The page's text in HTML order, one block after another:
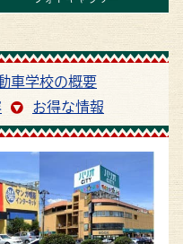
車学校の概要
お得な情報